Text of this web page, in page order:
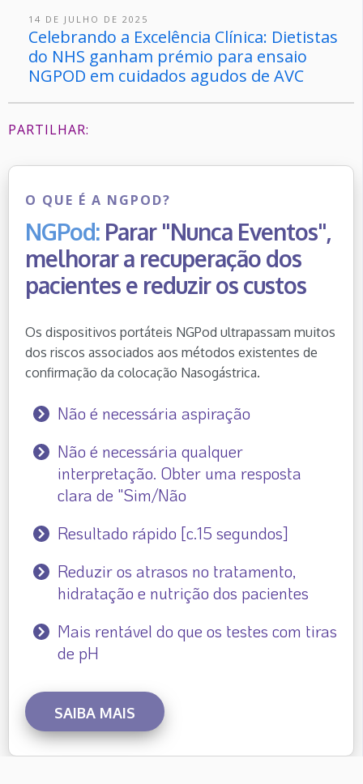
14 DE JULHO DE 2025
Celebrando a Excelência Clínica: Dietistas
do NHS ganham prémio para ensaio
NGPOD em cuidados agudos de AVC
PARTILHAR:
O QUE É A NGPOD?
NGPod: Parar "Nunca Eventos",
melhorar a recuperação dos
pacientes e reduzir os custos
Os dispositivos portáteis NGPod ultrapassam muitos
dos riscos associados aos métodos existentes de
confirmação da colocação Nasogástrica.
Não é necessária aspiração
Não é necessária qualquer
interpretação. Obter uma resposta
clara de "Sim/Não
Resultado rápido [c.15 segundos]
Reduzir os atrasos no tratamento,
hidratação e nutrição dos pacientes
Mais rentável do que os testes com tiras
de pH
SAIBA MAIS